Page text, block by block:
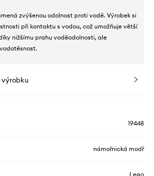
zvýšenou odolnost proti vodě. Výrobek si
při kontaktu s vodou, což umožňuje větší
nižšímu prahu voděodolnosti, ale
výrobku
19448
námořnická modř
Lego